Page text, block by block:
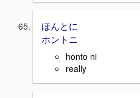
ほんとに
ホントニ
honto ni
really